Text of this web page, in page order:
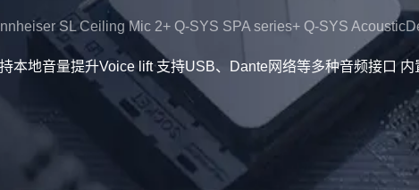
SL Ceiling Mic 2+ Q-SYS SPA series+ Q-SYS
本地音量提升Voice lift 支持USB、Dante网络等多种音频接口 内